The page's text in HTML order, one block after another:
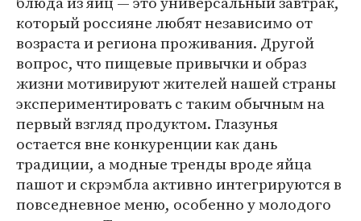
который россияне любят независимо от
возраста и региона проживания. Другой
вопрос, что пищевые привычки и образ
жизни мотивируют жителей нашей страны
экспериментировать с таким обычным на
первый взгляд продуктом. Глазунья
остается вне конкуренции как дань
традиции, а модные тренды вроде яйца
пашот и скрэмбла активно интегрируются в
повседневное меню, особенно у молодого